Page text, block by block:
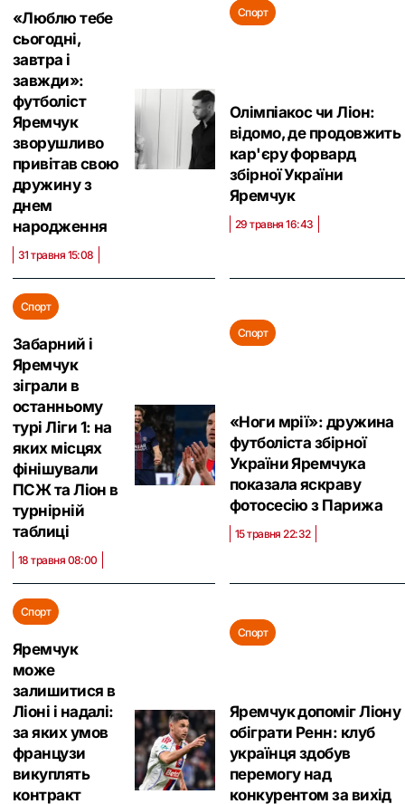
«Люблю тебе
сьогодні,
завтра і
завжди»:
футболіст
Яремчук
зворушливо
привітав свою
дружину з
днем
народження
31 травня 15:08
Спорт
Олімпіакос чи Ліон:
відомо, де продовжить
кар'єру форвард
збірної України
Яремчук
29 травня 16:43
Спорт
Забарний і
Яремчук
зіграли в
останньому
турі Ліги 1: на
яких місцях
фінішували
ПСЖ та Ліон в
турнірній
таблиці
18 травня 08:00
Спорт
«Ноги мрії»: дружина
футболіста збірної
України Яремчука
показала яскраву
фотосесію з Парижа
15 травня 22:32
Спорт
Яремчук
може
залишитися в
Ліоні і надалі:
за яких умов
французи
викуплять
контракт
Спорт
Яремчук допоміг Ліону
обіграти Ренн: клуб
українця здобув
перемогу над
конкурентом за вихід